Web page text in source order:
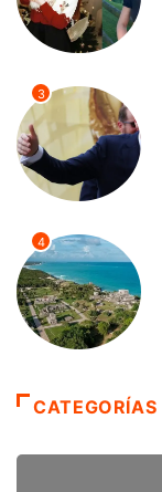
3
4
CATEGORÍAS